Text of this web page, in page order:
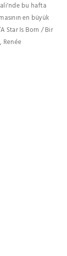
bu hafta
en büyük
Star Is Born / Bir
Renée